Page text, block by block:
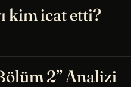
kim icat etti?
2” Analizi